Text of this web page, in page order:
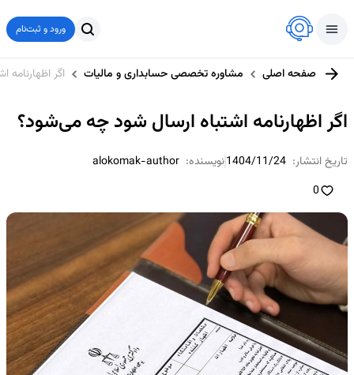
ورود و ثبت‌نام
صفحه اصلی مشاوره تخصصی حسابداری و مالیات اگر
اگر اظهارنامه اشتباه ارسال شود چه می‌شود؟
تاریخ انتشار: 1404/11/24نویسنده: alokomak-author
0